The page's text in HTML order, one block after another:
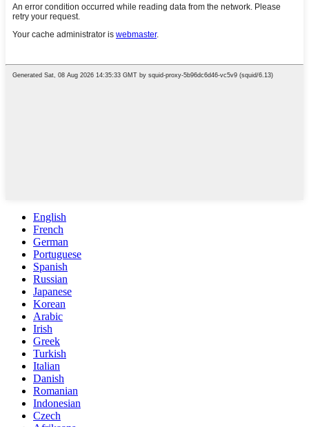
English
French
German
Portuguese
Spanish
Russian
Japanese
Korean
Arabic
Irish
Greek
Turkish
Italian
Danish
Romanian
Indonesian
Czech